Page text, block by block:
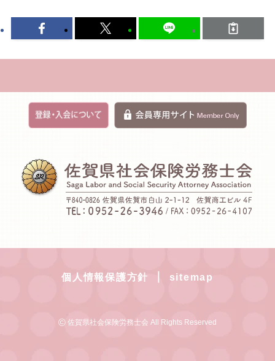
個人情報保護方針 sitemap
© 佐賀県社会保険労務士会 All Rights Reserved